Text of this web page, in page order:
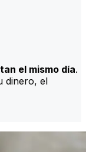
el mismo día.
dinero, el